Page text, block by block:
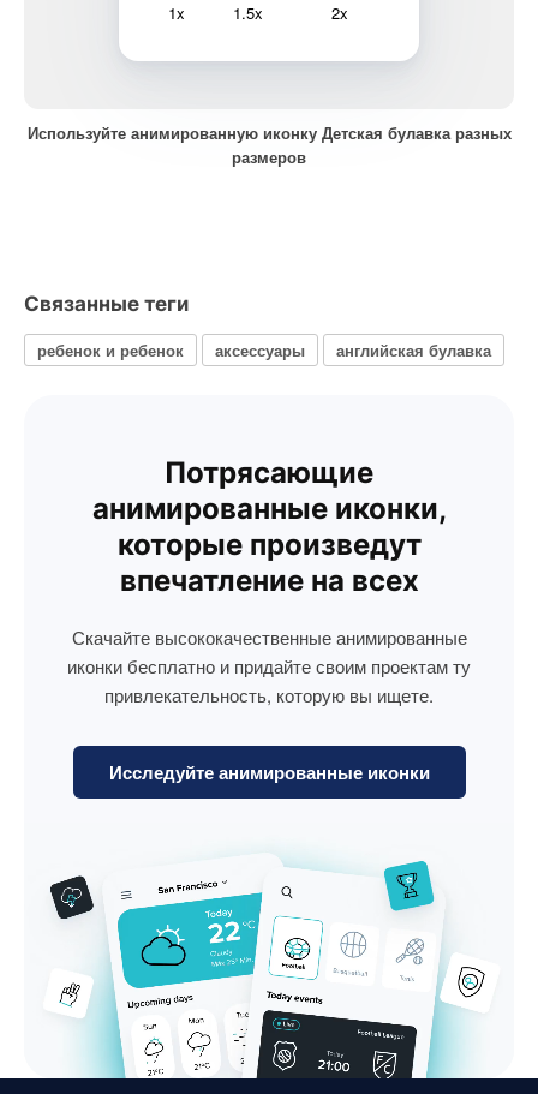
1x 1.5x 2x
Используйте анимированную иконку Детская булавка разных
размеров
Связанные теги
ребенок и ребенок аксессуары английская булавка
Потрясающие
анимированные иконки,
которые произведут
впечатление на всех
Скачайте высококачественные анимированные
иконки бесплатно и придайте своим проектам ту
привлекательность, которую вы ищете.
Исследуйте анимированные иконки